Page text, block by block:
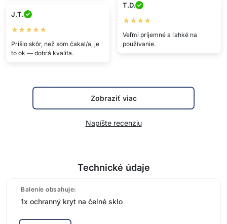
T.D.
★★★★
Veľmi príjemné a ľahké na
používanie.
J.T.
★★★★★
Prišlo skôr, než som čakal/a, je
to ok — dobrá kvalita.
Zobraziť viac
Napíšte recenziu
Technické údaje
Balenie obsahuje:
1x ochranný kryt na čelné sklo